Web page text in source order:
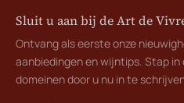
Sluit u aan bij de Art de
Ontvang als eerste onze
aanbiedingen en wijntips. Stap in
domeinen door u nu in te